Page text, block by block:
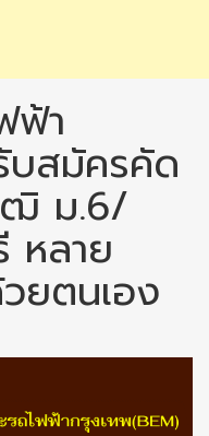
ฟ้า
บสมัครคัด
ฒิ ม.6/
หลาย
ยตนเอง